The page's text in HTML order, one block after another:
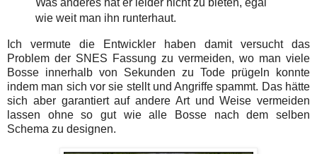
Was anderes hat er leider nicht zu bieten, egal
wie weit man ihn runterhaut.
Ich vermute die Entwickler haben damit versucht das
Problem der SNES Fassung zu vermeiden, wo man viele
Bosse innerhalb von Sekunden zu Tode prügeln konnte
indem man sich vor sie stellt und Angriffe spammt. Das hätte
sich aber garantiert auf andere Art und Weise vermeiden
lassen ohne so gut wie alle Bosse nach dem selben
Schema zu designen.